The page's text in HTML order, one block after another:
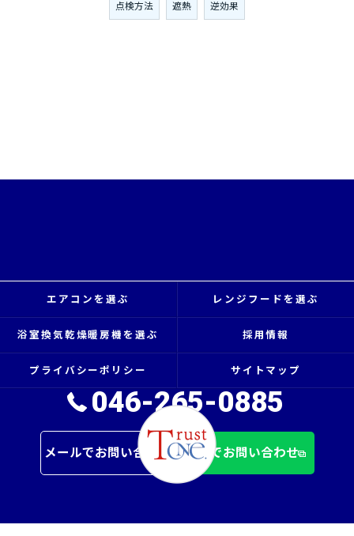
点検方法 遮熱 逆効果
046-265-0885
メールでお問い合わせ LINEでお問い合わせ
エアコンを選ぶ レンジフードを選ぶ
浴室換気乾燥暖房機を選ぶ 採用情報
プライバシーポリシー サイトマップ